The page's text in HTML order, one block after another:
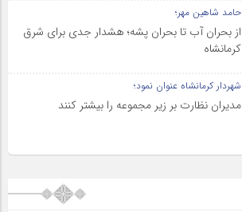
حامد شاهین مهر؛
از بحران آب تا بحران پشه؛ هشدار جدی برای شرق
کرمانشاه
شهردار کرمانشاه عنوان نمود؛
مدیران نظارت بر زیر مجموعه را بیشتر کنند